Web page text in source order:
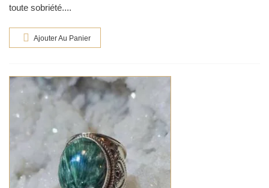
toute sobriété....
Ajouter Au Panier